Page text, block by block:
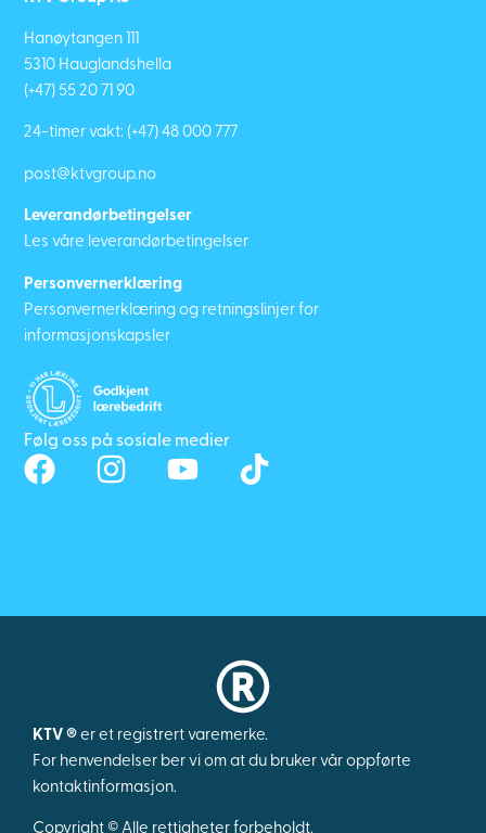
Hanøytangen 111
5310 Hauglandshella
(+47) 55 20 71 90
24-timer vakt: (+47) 48 000 777
post@ktvgroup.no
Leverandørbetingelser
Les våre leverandørbetingelser
Personvernerklæring
Personvernerklæring og retningslinjer for
informasjonskapsler
Følg oss på sosiale medier
KTV ® er et registrert varemerke.
For henvendelser ber vi om at du bruker vår oppførte
kontaktinformasjon.
Copyright © Alle rettigheter forbeholdt.